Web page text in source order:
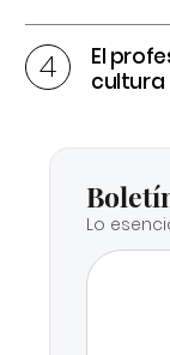
El
cultura
Lo